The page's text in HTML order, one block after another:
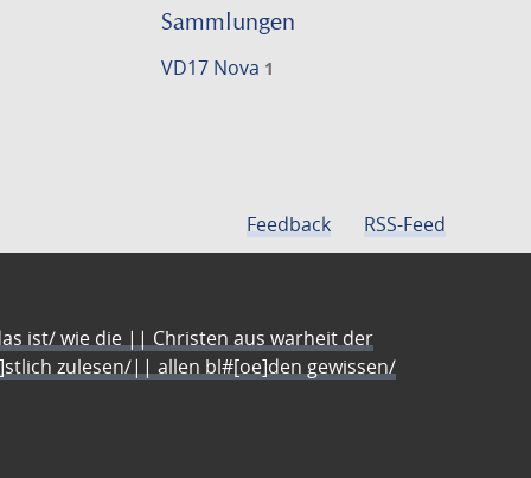
Sammlungen
VD17 Nova 1
Feedback RSS-Feed
ist/ wie die || Christen aus warheit der
zulesen/|| allen bl#[oe]den gewissen/